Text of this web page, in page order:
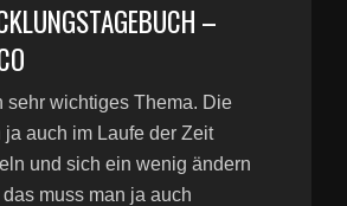
–
sehr wichtiges Thema. Die
auch im Laufe der Zeit
und sich ein wenig ändern
muss man ja auch